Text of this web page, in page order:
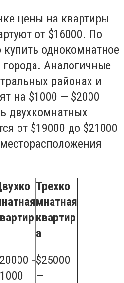
цены на квартиры
от $16000. По
однокомнатное
Аналогичные
районах и
на $1000 — $2000
двухкомнатных
от $19000 до $21000
Трехко
мнатная
квартир
а
-$25000
—